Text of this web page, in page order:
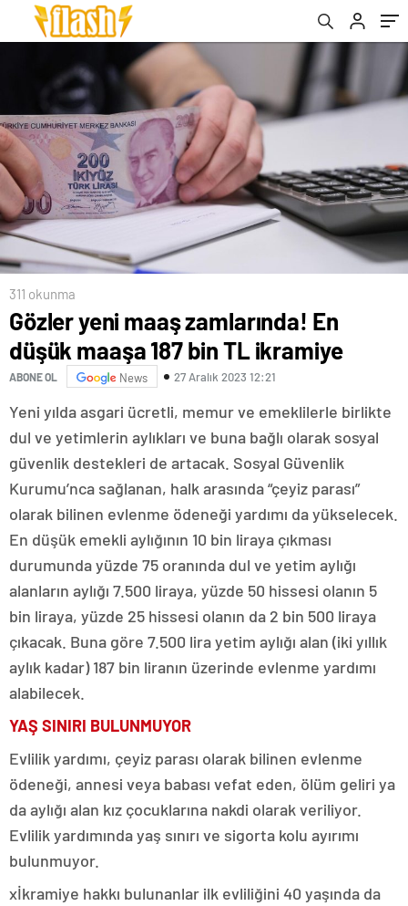
311 okunma
Gözler yeni maaş zamlarında! En
düşük maaşa 187 bin TL ikramiye
ABONE OL News 27 Aralık 2023 12:21
Yeni yılda asgari ücretli, memur ve emeklilerle birlikte
dul ve yetimlerin aylıkları ve buna bağlı olarak sosyal
güvenlik destekleri de artacak. Sosyal Güvenlik
Kurumu’nca sağlanan, halk arasında “çeyiz parası”
olarak bilinen evlenme ödeneği yardımı da yükselecek.
En düşük emekli aylığının 10 bin liraya çıkması
durumunda yüzde 75 oranında dul ve yetim aylığı
alanların aylığı 7.500 liraya, yüzde 50 hissesi olanın 5
bin liraya, yüzde 25 hissesi olanın da 2 bin 500 liraya
çıkacak. Buna göre 7.500 lira yetim aylığı alan (iki yıllık
aylık kadar) 187 bin liranın üzerinde evlenme yardımı
alabilecek.
YAŞ SINIRI BULUNMUYOR
Evlilik yardımı, çeyiz parası olarak bilinen evlenme
ödeneği, annesi veya babası vefat eden, ölüm geliri ya
da aylığı alan kız çocuklarına nakdi olarak veriliyor.
Evlilik yardımında yaş sınırı ve sigorta kolu ayırımı
bulunmuyor.
xİkramiye hakkı bulunanlar ilk evliliğini 40 yaşında da